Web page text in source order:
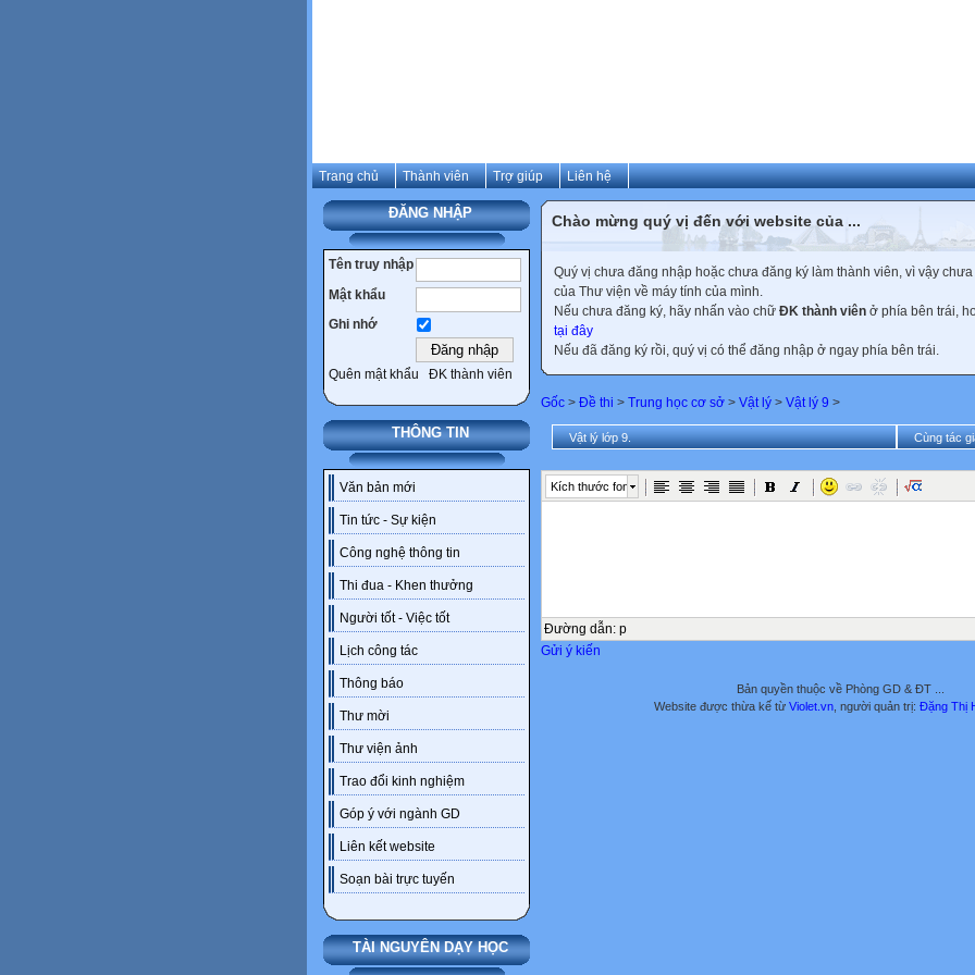
Trang chủ Thành viên Trợ giúp Liên hệ
ĐĂNG NHẬP
Tên truy nhập
Mật khẩu
Ghi nhớ
Quên mật khẩu ĐK thành viên
THÔNG TIN
Văn bản mới
Tin tức - Sự kiện
Công nghệ thông tin
Thi đua - Khen thưởng
Người tốt - Việc tốt
Lịch công tác
Thông báo
Thư mời
Thư viện ảnh
Trao đổi kinh nghiệm
Góp ý với ngành GD
Liên kết website
Soạn bài trực tuyến
TÀI NGUYÊN DẠY HỌC
Chào mừng quý vị đến với website của ...
Quý vị chưa đăng nhập hoặc chưa đăng ký làm thành viên, vì vậy
của Thư viện về máy tính của mình.
Nếu chưa đăng ký, hãy nhấn vào chữ ĐK thành viên ở phía bên trái,
tại đây
Nếu đã đăng ký rồi, quý vị có thể đăng nhập ở ngay phía bên trái.
Gốc > Đề thi > Trung học cơ sở > Vật lý > Vật lý 9 >
Vật lý lớp 9. Cùng tác
Kích thước font
Đường dẫn: p
Gửi ý kiến
Bản quyền thuộc về Phòng GD & ĐT ...
Website được thừa kế từ Violet.vn , người quản trị: Đặng Thị